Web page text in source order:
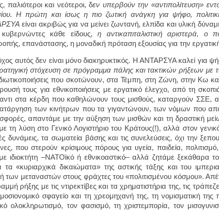
παλιότεροι και νεότεροι, δεν υπερβούν την «αντιπολίτευση»
Η πρώτη και ίσως η πιο ζωτική ανάγκη για ψήφο,
είναι ακριβώς για να μείνει ζωντανή, ελπίδα και υλική
κάθε είδους, η αντικαπιταλιστική αριστερά, ο
επανάστασης, η μοναδική πρόταση εξουσίας για την
αυτός δεν είναι μόνο διακηρυκτικός. Η ΑΝΤΑΡΣΥΑ καλεί για
στόχευση σε πρόγραμμα πάλης και τακτικών ρήξεων με
που σκοτώνουν, στα Τέμπη, στη Ζώνη, στην Κω
τους για εθνικοποιήσεις με εργατικό έλεγχο, από τη
στα κέρδη που καθηλώνουν τους μισθούς, καταργούν ΣΣΕ,
των κινήτρων που τα γιγαντώνουν, των νόμων που
απαντάμε με την αύξηση των μισθών και τη δραστική
τη λύση στο Γενικό Λογιστήριο του Κράτους(!), αλλά στον
δυνάμεις, τα σωματεία βάσης και τις συνελεύσεις, όχι την
που στερούν κρίσιμους πόρους για υγεία, παιδεία,
ιδιοκτήτη –ΝΑΤΟϊκό ή εθνικοαστικό– αλλά ζητάμε ξεκάθαρα
τα «κυριαρχικά δικαιώματα» της αστικής τάξης και του
των μεταναστών στους φράχτες του «πολιτισμένου κόσμου».
ρήξης με τις ντιρεκτίβες και τα χρηματιστήρια της, τις
σφαγείο και τη χρεομηχανή της, τη νομισματική της
ολοκληρωτισμό, τον φασισμό, τη χριστεμπορία, τον